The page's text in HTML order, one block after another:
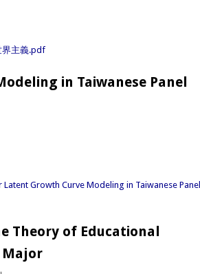
界主義.pdf
in Taiwanese Panel
Latent Growth Curve Modeling in Taiwanese Panel
Theory of Educational
Major